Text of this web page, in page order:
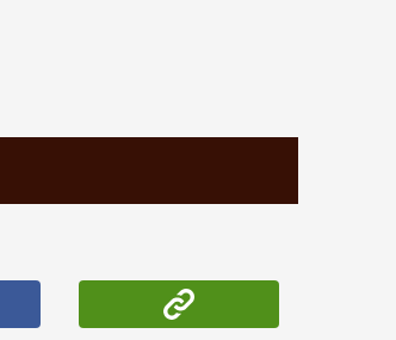
ポストする シェアする